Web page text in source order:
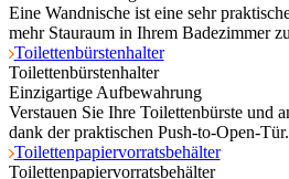
Eine Wandnische ist eine sehr
mehr Stauraum in Ihrem Badezimmer
Toilettenbürstenhalter
Toilettenbürstenhalter
Einzigartige Aufbewahrung
Verstauen Sie Ihre Toilettenbürste und
dank der praktischen Push-to-Open-Tür.
Toilettenpapiervorratsbehälter
Toilettenpapiervorratsbehälter